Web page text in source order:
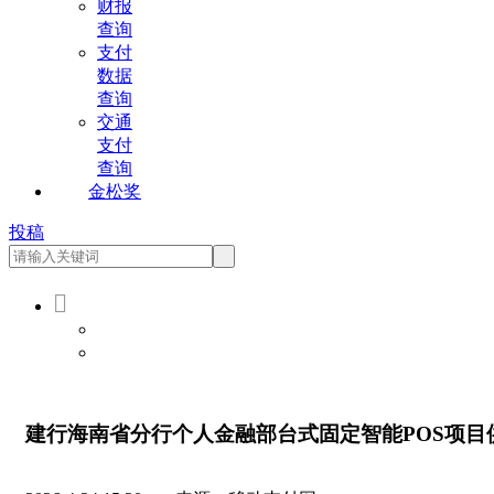
财报
查询
支付
数据
查询
交通
支付
查询
金松奖
投稿

建行海南省分行个人金融部台式固定智能POS项目